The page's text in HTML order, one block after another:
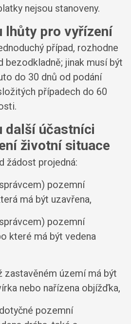
nejsou stanoveny.
lhůty pro vyřízení
případ, rozhodne
bezodkladně; jinak musí být
do 30 dnů od podání
případech do 60
další účastníci
životní situace
žádost projedná:
pozemní
má být uzavřena,
pozemní
které má být vedena
zastavěném území má být
nebo nařízena objížďka,
pozemní